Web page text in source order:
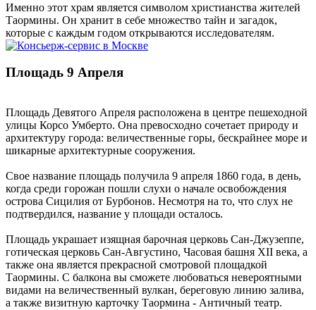
Именно этот храм является символом христианства жителей
Таормины. Он хранит в себе множество тайн и загадок,
которые с каждым годом открываются исследователям.
Площадь 9 Апреля
Площадь Девятого Апреля расположена в центре пешеходной
улицы Корсо Умберто. Она превосходно сочетает природу и
архитектуру города: величественные горы, бескрайнее море и
шикарные архитектурные сооружения.
Свое название площадь получила 9 апреля 1860 года, в день,
когда среди горожан пошли слухи о начале освобождения
острова Сицилия от Бурбонов. Несмотря на то, что слух не
подтвердился, название у площади осталось.
Площадь украшает изящная барочная церковь Сан-Джузеппе,
готическая церковь Сан-Августино, Часовая башня XII века, а
также она является прекрасной смотровой площадкой
Таормины. С балкона вы сможете любоваться невероятными
видами на величественный вулкан, береговую линию залива,
а также визитную карточку Таормина - Античный театр.